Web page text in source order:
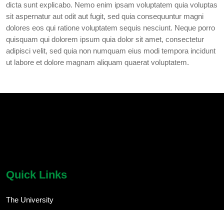
dicta sunt explicabo. Nemo enim ipsam voluptatem quia voluptas
sit aspernatur aut odit aut fugit, sed quia consequuntur magni
dolores eos qui ratione voluptatem sequis nesciunt. Neque porro
quisquam qui dolorem ipsum quia dolor sit amet, consectetur
adipisci velit, sed quia non numquam eius modi tempora incidunt
ut labore et dolore magnam aliquam quaerat voluptatem.
Quick Links
The University